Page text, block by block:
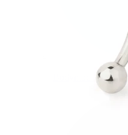
Bodymod Care